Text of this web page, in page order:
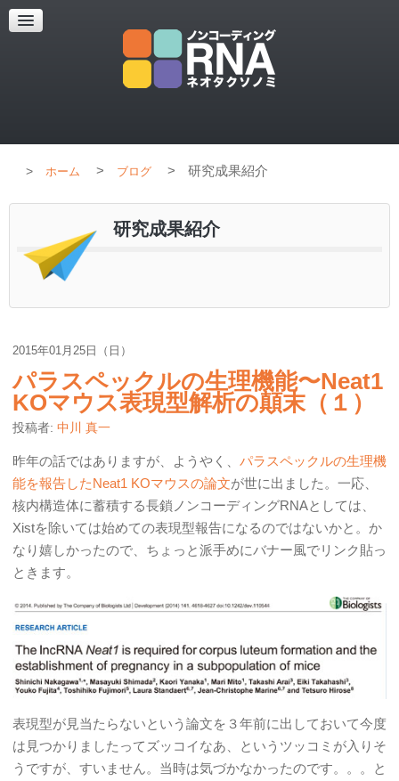
超解像顕微鏡
超解像顕微鏡の紹介
ホーム > ブログ > 研究成果紹介
研究成果紹介
2015年01月25日（日）
パラスペックルの生理機能〜Neat1
KOマウス表現型解析の顛末（１）
投稿者: 中川 真一
昨年の話ではありますが、ようやく、 パラスペックルの生理機
能を報告したNeat1 KOマウスの論文が世に出ました。一応、
核内構造体に蓄積する長鎖ノンコーディングRNAとしては、
Xistを除いては始めての表現型報告になるのではないかと。か
なり嬉しかったので、ちょっと派手めにバナー風でリンク貼っ
ときます。
表現型が見当たらないという論文を３年前に出しておいて今度
は見つかりましたってズッコイなあ、というツッコミが入りそ
うですが、すいません。当時は気づかなかったのです。。。と